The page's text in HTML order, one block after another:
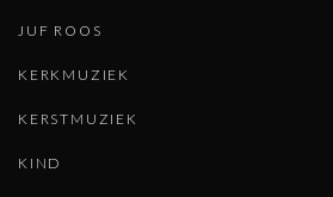
JUF ROOS
KERKMUZIEK
KERSTMUZIEK
KIND